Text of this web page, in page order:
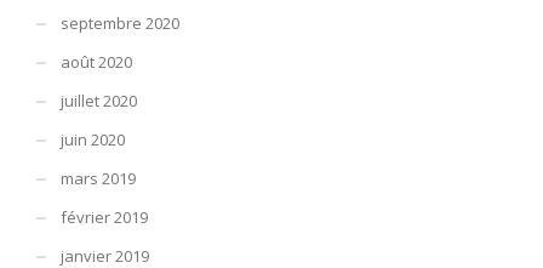
septembre 2020
août 2020
juillet 2020
juin 2020
mars 2019
février 2019
janvier 2019